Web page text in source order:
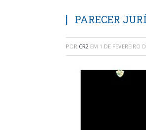
PARECER
POR CR2 EM 1 DE FEVEREIRO